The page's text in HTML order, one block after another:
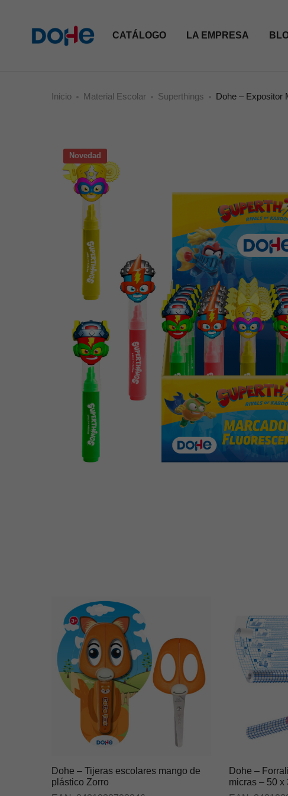
CATÁLOGO LA EMPRESA
Inicio Material Escolar Superthings Dohe – Expositor
Novedad
Dohe – Tijeras escolares mango de
plástico Zorro
Dohe –
micras – 50 x